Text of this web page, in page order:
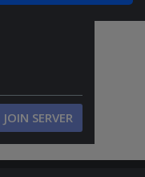
JOIN SERVER